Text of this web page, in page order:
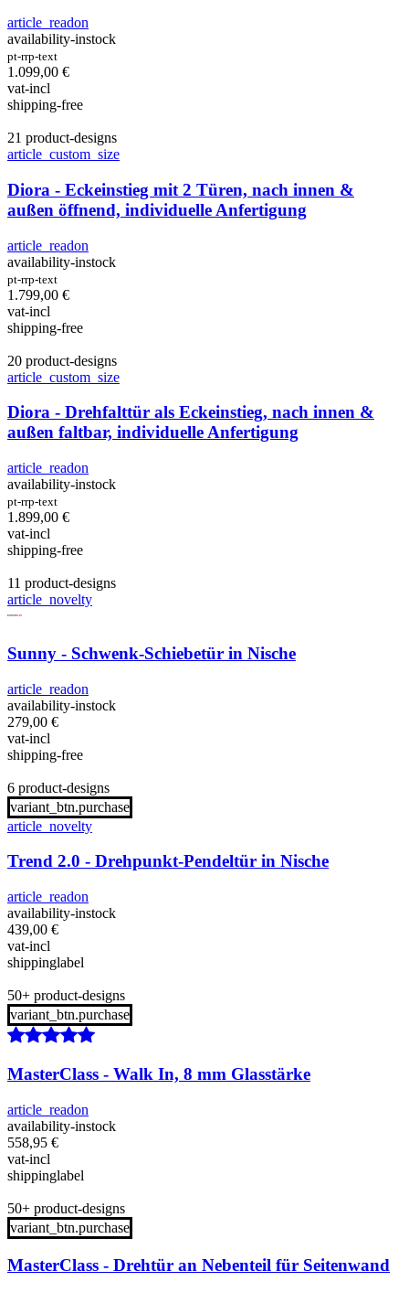
article_readon
availability-instock
pt-rrp-text
1.099,00 €
vat-incl
shipping-free
21 product-designs
article_custom_size
Diora - Eckeinstieg mit 2 Türen, nach innen &
außen öffnend, individuelle Anfertigung
article_readon
availability-instock
pt-rrp-text
1.799,00 €
vat-incl
shipping-free
20 product-designs
article_custom_size
Diora - Drehfalttür als Eckeinstieg, nach innen &
außen faltbar, individuelle Anfertigung
article_readon
availability-instock
pt-rrp-text
1.899,00 €
vat-incl
shipping-free
11 product-designs
article_novelty
Sunny - Schwenk-Schiebetür in Nische
article_readon
availability-instock
279,00 €
vat-incl
shipping-free
6 product-designs
variant_btn.purchase
article_novelty
Trend 2.0 - Drehpunkt-Pendeltür in Nische
article_readon
availability-instock
439,00 €
vat-incl
shippinglabel
50+ product-designs
variant_btn.purchase
MasterClass - Walk In, 8 mm Glasstärke
article_readon
availability-instock
558,95 €
vat-incl
shippinglabel
50+ product-designs
variant_btn.purchase
MasterClass - Drehtür an Nebenteil für Seitenwand